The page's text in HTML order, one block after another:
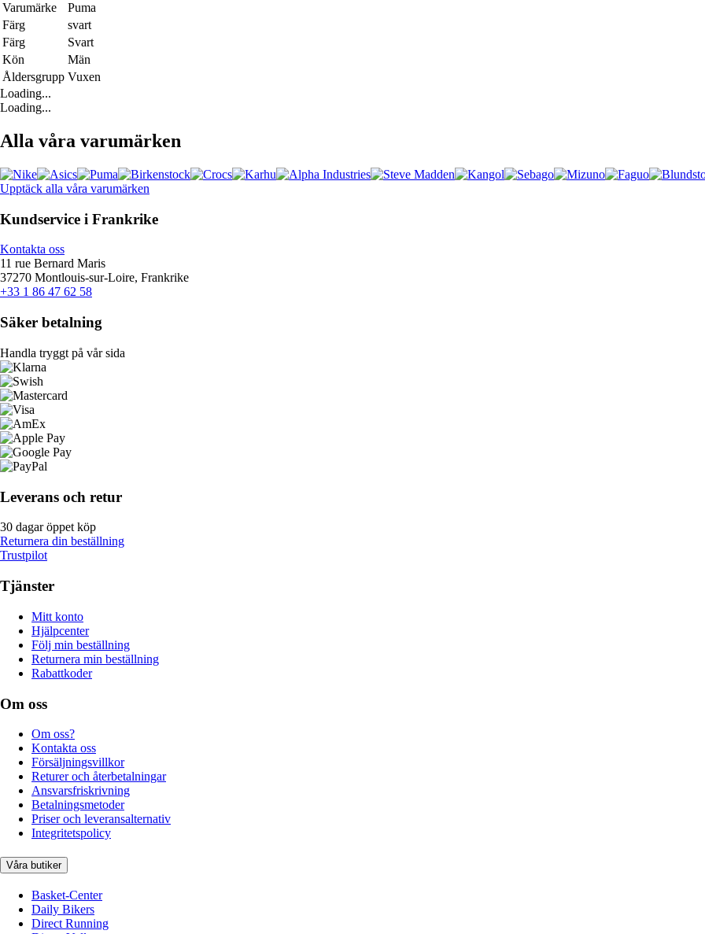
Varumärke
Puma
Färg
svart
Färg
Svart
Kön
Män
Åldersgrupp Vuxen
Loading...
Loading...
Alla våra varumärken
Upptäck alla våra varumärken
Kundservice i Frankrike
Kontakta oss
11 rue Bernard Maris
37270 Montlouis-sur-Loire, Frankrike
+33 1 86 47 62 58
Säker betalning
Handla tryggt på vår sida
Leverans och retur
30 dagar öppet köp
Returnera din beställning
Trustpilot
Tjänster
Mitt konto
Hjälpcenter
Följ min beställning
Returnera min beställning
Rabattkoder
Om oss
Om oss?
Kontakta oss
Försäljningsvillkor
Returer och återbetalningar
Ansvarsfriskrivning
Betalningsmetoder
Priser och leveransalternativ
Integritetspolicy
Våra butiker
Basket-Center
Daily Bikers
Direct Running